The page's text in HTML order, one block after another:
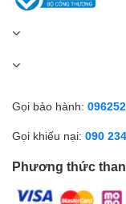
💡 Đèn
Sản phẩm tích hợp
Bơm lốp ban
Tăng độ an
Gọi bảo hành:
Gọi khiếu nại: 090
Phương thức